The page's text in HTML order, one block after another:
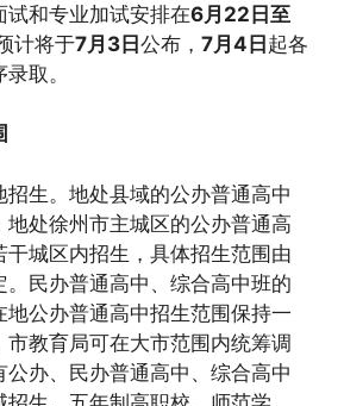
试和专业加试安排在6月22日至
计将于7月3日公布， 7月4日起各
取。
生。地处县域的公办普通高中
地处徐州市主城区的公办普通高
干城区内招生，具体招生范围由
。民办普通高中、综合高中班的
地公办普通高中招生范围保持一
市教育局可在大市范围内统筹调
办、民办普通高中、综合高中